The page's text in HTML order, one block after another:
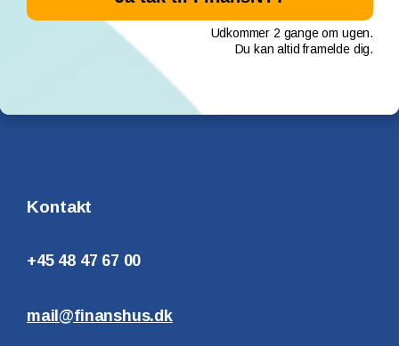
Udkommer 2 gange om ugen.
Du kan altid framelde dig.
Kontakt
+45 48 47 67 00
mail@finanshus.dk